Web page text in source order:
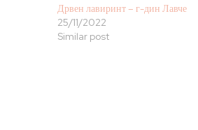
Дрвен лавиринт – г-дин Лавче
25/11/2022
Similar post